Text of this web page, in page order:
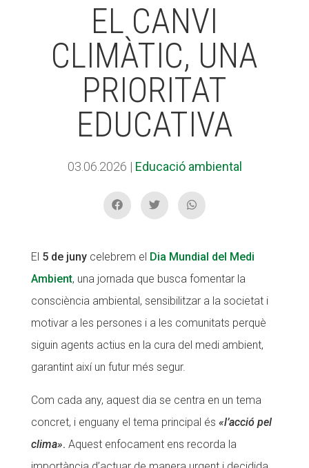
EL CANVI
CLIMÀTIC, UNA
PRIORITAT
EDUCATIVA
03.06.2026 | Educació ambiental
El 5 de junycelebrem el Dia Mundial del Medi
Ambient, una jornada que busca fomentar la
consciència ambiental, sensibilitzar a la societat i
motivar a les persones i a les comunitats perquè
siguin agents actius en la cura del medi ambient,
garantint així un futur més segur.
Com cada any, aquest dia se centra en un tema
concret, i enguany el tema principal és «l’acció pel
clima». Aquest enfocament ens recorda la
ACCIÓ SOCIAL I JOVES
ESPLAIS
SUPORT TERCER SECTOR
CONEIX FUNDESPLAI
La Fundació
Missió i valors
Els comptes clars